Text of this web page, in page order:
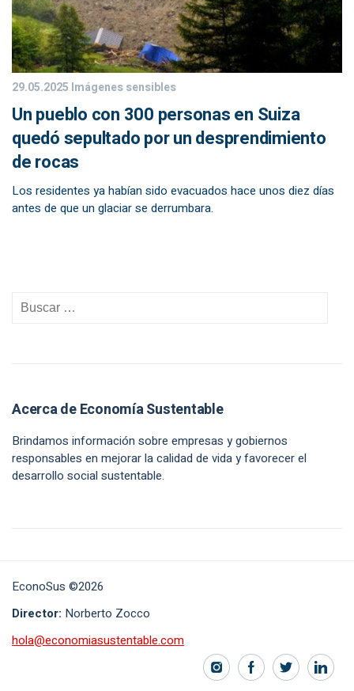
29.05.2025 Imágenes sensibles
Un pueblo con 300 personas en Suiza
quedó sepultado por un desprendimiento
de rocas
Los residentes ya habían sido evacuados hace unos diez días
antes de que un glaciar se derrumbara.
Acerca de Economía Sustentable
Brindamos información sobre empresas y gobiernos
responsables en mejorar la calidad de vida y favorecer el
desarrollo social sustentable.
EconoSus ©2026
Director: Norberto Zocco
hola@economiasustentable.com